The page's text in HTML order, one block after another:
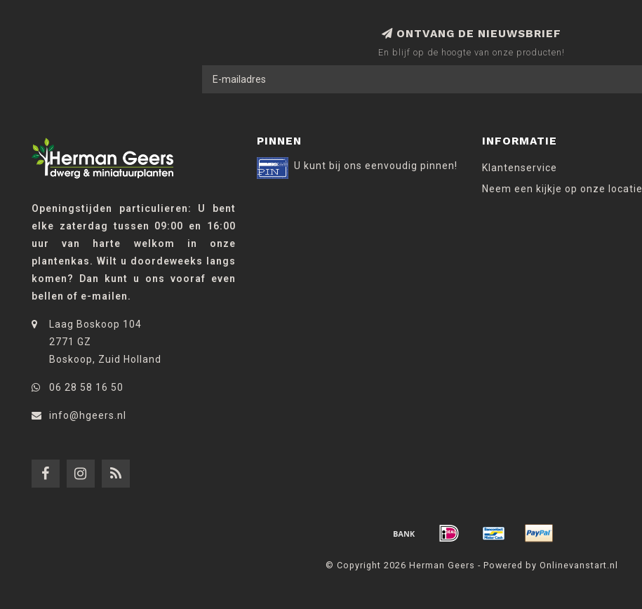
ONTVANG DE NIEUWSBRIEF
En blijf op de hoogte van onze producten!
Openingstijden particulieren: U bent
elke zaterdag tussen 09:00 en 16:00
uur van harte welkom in onze
plantenkas. Wilt u doordeweeks langs
komen? Dan kunt u ons vooraf even
bellen of e-mailen.
Laag Boskoop 104
2771 GZ
Boskoop, Zuid Holland
06 28 58 16 50
info@hgeers.nl
PINNEN
U kunt bij ons eenvoudig pinnen!
INFORMATIE
Klantenservice
Neem een kijkje op onze locatie
© Copyright 2026 Herman Geers - Powered by Onlinevanstart.nl